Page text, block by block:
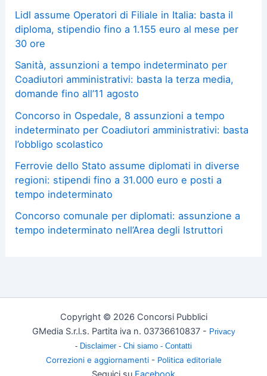
Lidl assume Operatori di Filiale in Italia: basta il
diploma, stipendio fino a 1.155 euro al mese per
30 ore
Sanità, assunzioni a tempo indeterminato per
Coadiutori amministrativi: basta la terza media,
domande fino all’11 agosto
Concorso in Ospedale, 8 assunzioni a tempo
indeterminato per Coadiutori amministrativi: basta
l’obbligo scolastico
Ferrovie dello Stato assume diplomati in diverse
regioni: stipendi fino a 31.000 euro e posti a
tempo indeterminato
Concorso comunale per diplomati: assunzione a
tempo indeterminato nell’Area degli Istruttori
Copyright © 2026 Concorsi Pubblici
GMedia S.r.l.s. Partita iva n. 03736610837 - Privacy
- Disclaimer - Chi siamo - Contatti
Correzioni e aggiornamenti- Politica editoriale